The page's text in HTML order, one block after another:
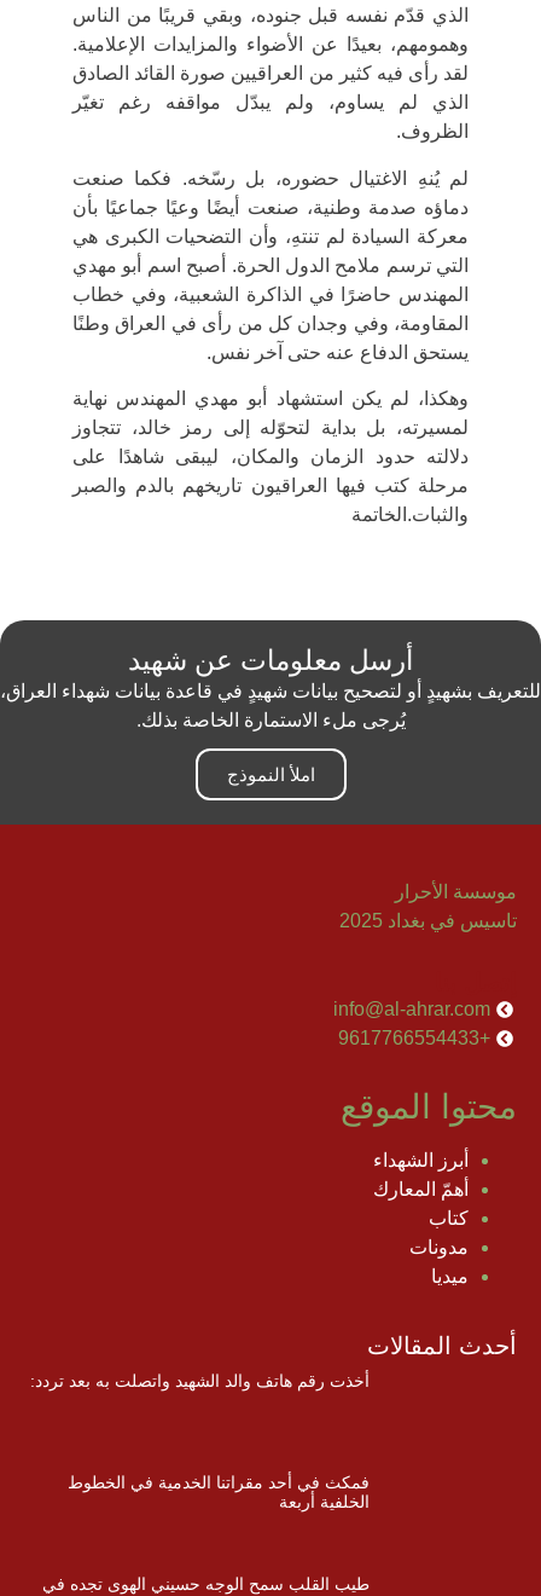
الذي قدّم نفسه قبل جنوده، وبقي قريبًا من الناس
وهمومهم، بعيدًا عن الأضواء والمزايدات الإعلامية.
لقد رأى فيه كثير من العراقيين صورة القائد الصادق
الذي لم يساوم، ولم يبدّل مواقفه رغم تغيّر
الظروف.
لم يُنهِ الاغتيال حضوره، بل رسّخه. فكما صنعت
دماؤه صدمة وطنية، صنعت أيضًا وعيًا جماعيًا بأن
معركة السيادة لم تنتهِ، وأن التضحيات الكبرى هي
التي ترسم ملامح الدول الحرة. أصبح اسم أبو مهدي
المهندس حاضرًا في الذاكرة الشعبية، وفي خطاب
المقاومة، وفي وجدان كل من رأى في العراق وطنًا
يستحق الدفاع عنه حتى آخر نفس.
وهكذا، لم يكن استشهاد أبو مهدي المهندس نهاية
لمسيرته، بل بداية لتحوّله إلى رمز خالد، تتجاوز
دلالته حدود الزمان والمكان، ليبقى شاهدًا على
مرحلة كتب فيها العراقيون تاريخهم بالدم والصبر
والثبات.الخاتمة
أرسل معلومات عن شهيد
للتعريف بشهيدٍ أو لتصحيح بيانات شهيدٍ في قاعدة بيانات شهداء العراق،
يُرجى ملء الاستمارة الخاصة بذلك.
املأ النموذج
موسسة الأحرار
تاسيس في بغداد 2025
info@al-ahrar.com
+9617766554433
محتوا الموقع
أبرز الشهداء
أهمّ المعارك
كتاب
مدونات
ميديا
أحدث المقالات
أخذت رقم هاتف والد الشهيد واتصلت به بعد تردد:
فمكث في أحد مقراتنا الخدمية في الخطوط
الخلفية أربعة
طيب القلب سمح الوجه حسيني الهوى تجده في